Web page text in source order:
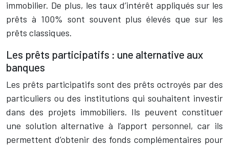
immobilier. De plus, les taux d’intérêt appliqués sur les
prêts à 100% sont souvent plus élevés que sur les
prêts classiques.
Les prêts participatifs : une alternative aux
banques
Les prêts participatifs sont des prêts octroyés par des
particuliers ou des institutions qui souhaitent investir
dans des projets immobiliers. Ils peuvent constituer
une solution alternative à l’apport personnel, car ils
permettent d’obtenir des fonds complémentaires pour